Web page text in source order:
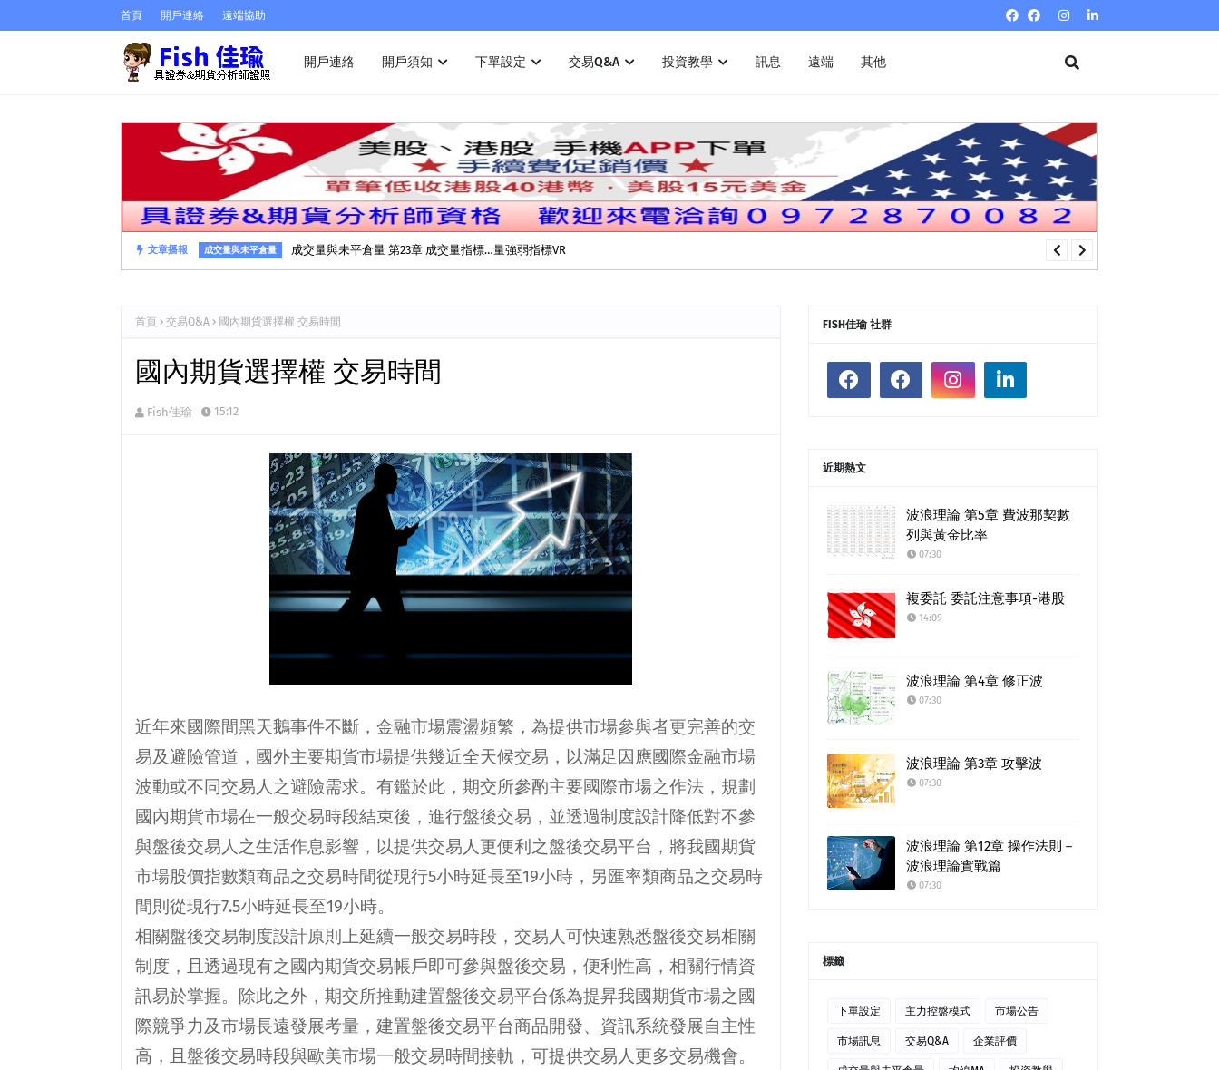
首頁 開戶連絡 遠端協助
開戶連絡 開戶須知 下單設定 交易Q&A 投資教學 訊息 遠端 其他
文章播報 成交量與未平倉量 成交量與未平倉量 第23章 成交量指標…量強弱指標VR
首頁 交易Q&A 國內期貨選擇權 交易時間
國內期貨選擇權 交易時間
Fish佳瑜 15:12
近年來國際間黑天鵝事件不斷，金融市場震盪頻繁，為提供市場參與者更完善的交
易及避險管道，國外主要期貨市場提供幾近全天候交易，以滿足因應國際金融市場
波動或不同交易人之避險需求。有鑑於此，期交所參酌主要國際市場之作法，規劃
國內期貨市場在一般交易時段結束後，進行盤後交易，並透過制度設計降低對不參
與盤後交易人之生活作息影響，以提供交易人更便利之盤後交易平台，將我國期貨
市場股價指數類商品之交易時間從現行5小時延長至19小時，另匯率類商品之交易時
間則從現行7.5小時延長至19小時。
相關盤後交易制度設計原則上延續一般交易時段，交易人可快速熟悉盤後交易相關
制度，且透過現有之國內期貨交易帳戶即可參與盤後交易，便利性高，相關行情資
訊易於掌握。除此之外，期交所推動建置盤後交易平台係為提昇我國期貨市場之國
際競爭力及市場長遠發展考量，建置盤後交易平台商品開發、資訊系統發展自主性
高，且盤後交易時段與歐美市場一般交易時間接軌，可提供交易人更多交易機會。
FISH佳瑜 社群
近期熱文
波浪理論 第5章 費波那契數
列與黃金比率
07:30
複委託 委託注意事項-港股
14:09
波浪理論 第4章 修正波
07:30
波浪理論 第3章 攻擊波
07:30
波浪理論 第12章 操作法則－
波浪理論實戰篇
07:30
標籤
下單設定 主力控盤模式 市場公告
市場訊息 交易Q&A 企業評價